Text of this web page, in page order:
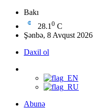
Bakı
28.1 0 C
Şənbə, 8 Avqust 2026
Daxil ol
Abunə